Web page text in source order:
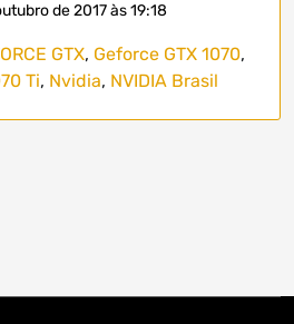
de 2017 às 19:18
GTX, Geforce GTX 1070,
Ti, Nvidia, NVIDIA Brasil